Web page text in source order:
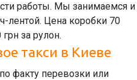
работы. Мы занимаемся и
лентой. Цена коробки 70
за рулон.
такси в Киеве
факту перевозки или